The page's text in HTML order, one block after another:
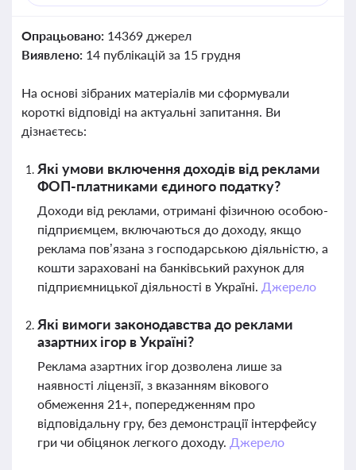
Опрацьовано: 14369 джерел
Виявлено: 14 публікацій за 15 грудня
На основі зібраних матеріалів ми сформували
короткі відповіді на актуальні запитання. Ви
дізнаєтесь:
Які умови включення доходів від реклами
ФОП-платниками єдиного податку?
Доходи від реклами, отримані фізичною особою-
підприємцем, включаються до доходу, якщо
реклама пов’язана з господарською діяльністю, а
кошти зараховані на банківський рахунок для
підприємницької діяльності в Україні. Джерело
Які вимоги законодавства до реклами
азартних ігор в Україні?
Реклама азартних ігор дозволена лише за
наявності ліцензії, з вказанням вікового
обмеження 21+, попередженням про
відповідальну гру, без демонстрації інтерфейсу
гри чи обіцянок легкого доходу. Джерело